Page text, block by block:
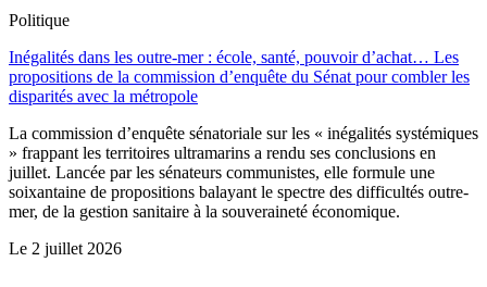
Politique
Inégalités dans les outre-mer : école, santé, pouvoir d’achat… Les
propositions de la commission d’enquête du Sénat pour combler les
disparités avec la métropole
La commission d’enquête sénatoriale sur les « inégalités systémiques
» frappant les territoires ultramarins a rendu ses conclusions en
juillet. Lancée par les sénateurs communistes, elle formule une
soixantaine de propositions balayant le spectre des difficultés outre-
mer, de la gestion sanitaire à la souveraineté économique.
Le 2 juillet 2026